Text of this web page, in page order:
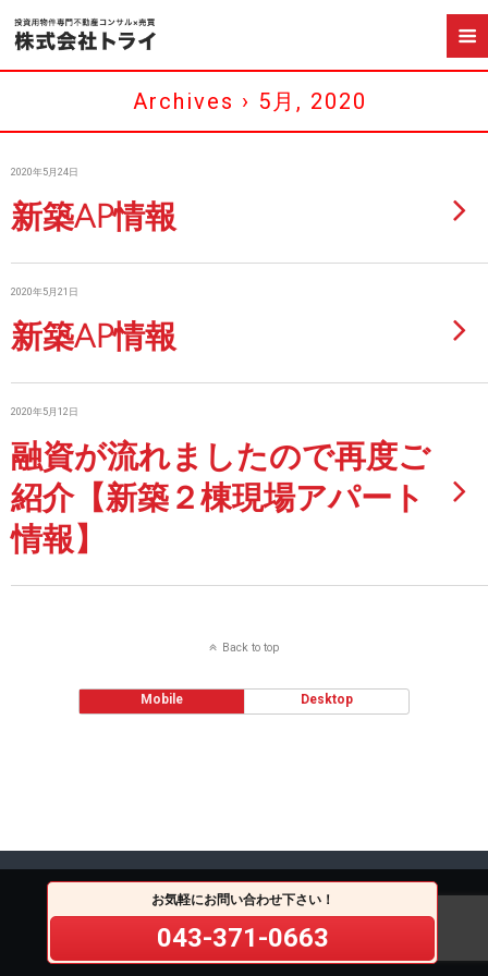
Archives › 5月, 2020
2020年5月24日
新築AP情報
2020年5月21日
新築AP情報
2020年5月12日
融資が流れましたので再度ご
紹介【新築２棟現場アパート
情報】
Back to top
Mobile Desktop
お気軽にお問い合わせ下さい！
043-371-0663